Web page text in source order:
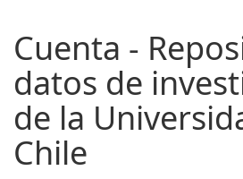
Cuenta -
datos de
de la
Chile